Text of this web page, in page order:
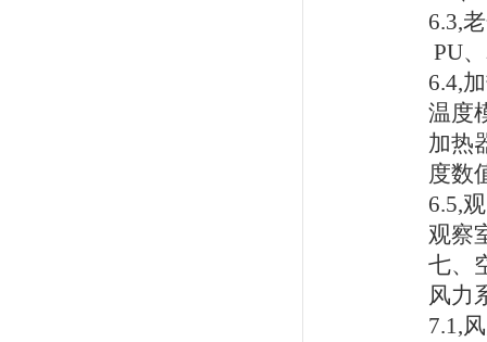
6.3,
PU
6.4,
温度
加热
度数
6.5,观
观察
七、
风力
7.1,